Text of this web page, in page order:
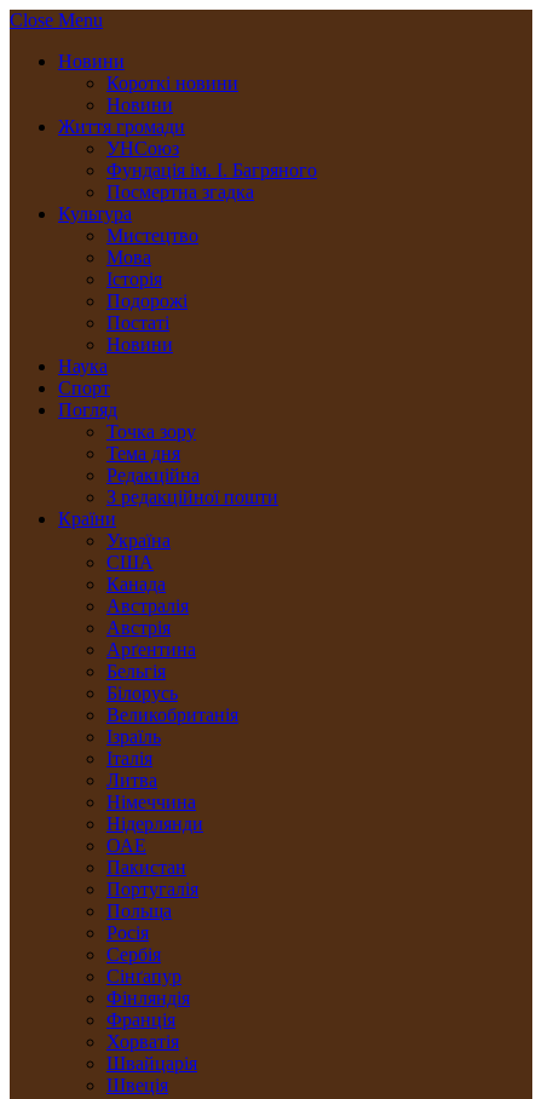
Close Menu
Новини
Короткі новини
Новини
Життя громади
УНСоюз
Фундація ім. І. Багряного
Посмертна згадка
Культура
Мистецтво
Мова
Історія
Подорожі
Постаті
Новини
Наука
Спорт
Погляд
Точка зору
Тема дня
Редакційна
З редакційної пошти
Країни
Україна
США
Канада
Австралія
Австрія
Арґентина
Бельгія
Білорусь
Великобританія
Ізраїль
Італія
Литва
Німеччина
Нідерлянди
ОАЕ
Пакистан
Португалія
Польща
Росія
Сербія
Сінґапур
Фінляндія
Франція
Хорватія
Швайцарія
Швеція